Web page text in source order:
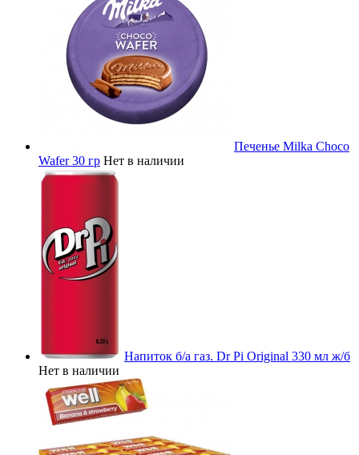
Печенье Milka Choco
Wafer 30 гр Нет в наличии
Напиток б/а газ. Dr Pi Original 330 мл ж/б
Нет в наличии